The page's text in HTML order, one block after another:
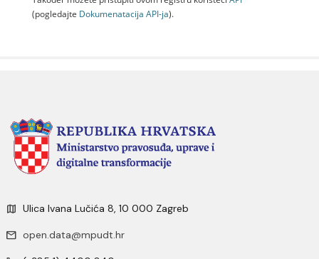
(pogledajte Dokumenаtаcijа API-jа).